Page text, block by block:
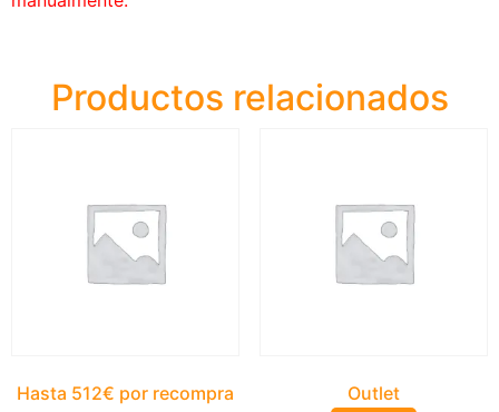
Productos relacionados
Hasta 512€ por recompra Outlet